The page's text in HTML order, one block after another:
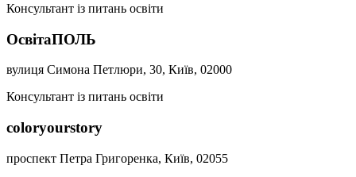
Консультант із питань освіти
ОсвітаПОЛЬ
вулиця Симона Петлюри, 30, Київ, 02000
Консультант із питань освіти
coloryourstory
проспект Петра Григоренка, Київ, 02055